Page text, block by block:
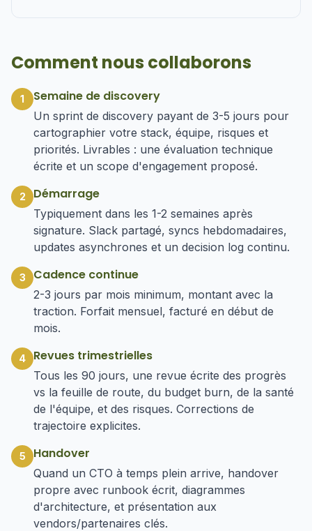
Comment nous collaborons
1 Semaine de discovery
Un sprint de discovery payant de 3-5 jours pour
cartographier votre stack, équipe, risques et
priorités. Livrables : une évaluation technique
écrite et un scope d'engagement proposé.
2 Démarrage
Typiquement dans les 1-2 semaines après
signature. Slack partagé, syncs hebdomadaires,
updates asynchrones et un decision log continu.
3 Cadence continue
2-3 jours par mois minimum, montant avec la
traction. Forfait mensuel, facturé en début de
mois.
4 Revues trimestrielles
Tous les 90 jours, une revue écrite des progrès
vs la feuille de route, du budget burn, de la santé
de l'équipe, et des risques. Corrections de
trajectoire explicites.
5 Handover
Quand un CTO à temps plein arrive, handover
propre avec runbook écrit, diagrammes
d'architecture, et présentation aux
vendors/partenaires clés.